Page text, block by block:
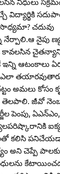
విద్యార్థికి
సాధ్యమా? చదువు
నేర్పాలి.ఆ నైపు
ఆటంకాలు
ఎలా
అమలు కోసం
తెలపాలి. జీవో
పెంపు,
కలిసి
అని చెప్పే